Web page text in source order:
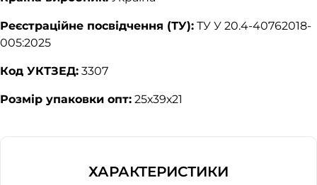
Реєстраційне посвідчення (ТУ): ТУ У 20.4-40762018-
005:2025
Код УКТЗЕД: 3307
Розмір упаковки опт: 25х39х21
ХАРАКТЕРИСТИКИ